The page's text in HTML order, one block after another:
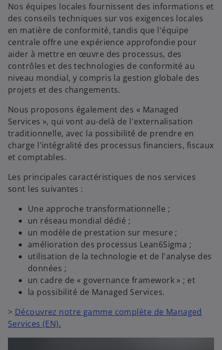
Nos équipes locales fournissent des informations et
des conseils techniques sur vos exigences locales
en matière de conformité, tandis que l'équipe
centrale offre une expérience approfondie pour
aider à mettre en œuvre des processus, des
contrôles et des technologies de conformité au
niveau mondial, y compris la gestion globale des
projets et des changements.
Nous proposons également des « Managed
Services », qui vont au-delà de l'externalisation
traditionnelle, avec la possibilité de prendre en
charge l'intégralité des processus financiers, fiscaux
et comptables.
Les principales caractéristiques de nos services
sont les suivantes :
Une approche transformationnelle ;
un réseau mondial dédié ;
un modèle de prestation sur mesure ;
amélioration des processus Lean6Sigma ;
utilisation de la technologie et de l'analyse des
données ;
un cadre de « governance framework » ; et
la possibilité de Managed Services.
> Découvrez notre gamme complète de Managed
Services (EN).
’